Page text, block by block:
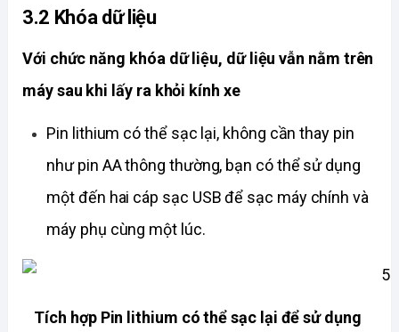
3.2 Khóa dữ liệu
Với chức năng khóa dữ liệu, dữ liệu vẫn nằm trên
máy sau khi lấy ra khỏi kính xe
Pin lithium có thể sạc lại, không cần thay pin
như pin AA thông thường, bạn có thể sử dụng
một đến hai cáp sạc USB để sạc máy chính và
máy phụ cùng một lúc.
Tích hợp Pin lithium có thể sạc lại để sử dụng